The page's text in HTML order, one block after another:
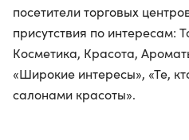
посетители торговых
присутствия по интересам:
Косметика, Красота,
«Широкие интересы», «Те,
салонами красоты».